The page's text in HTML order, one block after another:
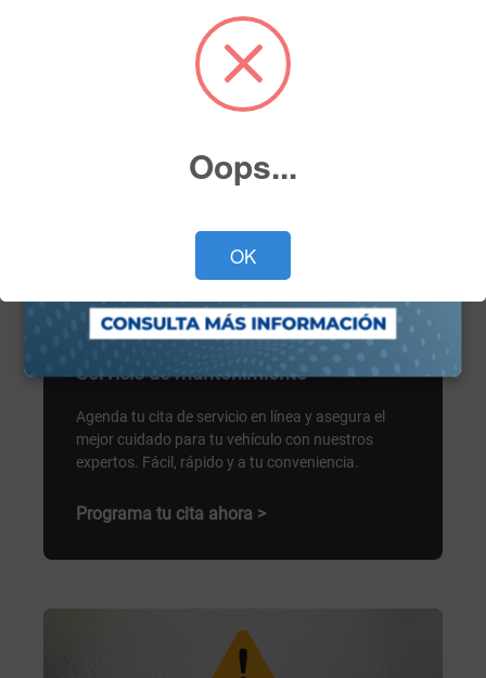
Servicio
Servicio de mantenimiento
Agenda tu cita de servicio en línea y asegura el
mejor cuidado para tu vehículo con nuestros
expertos. Fácil, rápido y a tu conveniencia.
Programa tu cita ahora >
Oops...
OK